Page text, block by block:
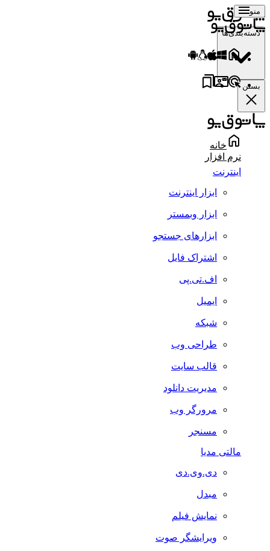
منو
دسته‌بندی‌ها
بستن
خانه
نرم افزار
اینترنت
ابزار اینترنت
ابزار وبمستر
ابزارهای جستجو
اشتراک فایل
اف.تی.پی
ایمیل
شبکه
طراحی وب
قالب سایت
مدیریت دانلود
مرورگر وب
مسنجر
مالتی مدیا
دی.وی.دی
مبدل
نمایش فیلم
ویرایشگر صوت